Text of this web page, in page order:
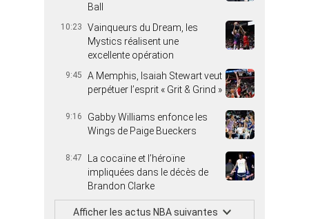
Ball
10:23
Vainqueurs du Dream, les
Mystics réalisent une
excellente opération
9:45
A Memphis, Isaiah Stewart veut
perpétuer l’esprit « Grit & Grind »
9:16
Gabby Williams enfonce les
Wings de Paige Bueckers
8:47
La cocaïne et l’héroïne
impliquées dans le décès de
Brandon Clarke
Afficher les actus NBA suivantes